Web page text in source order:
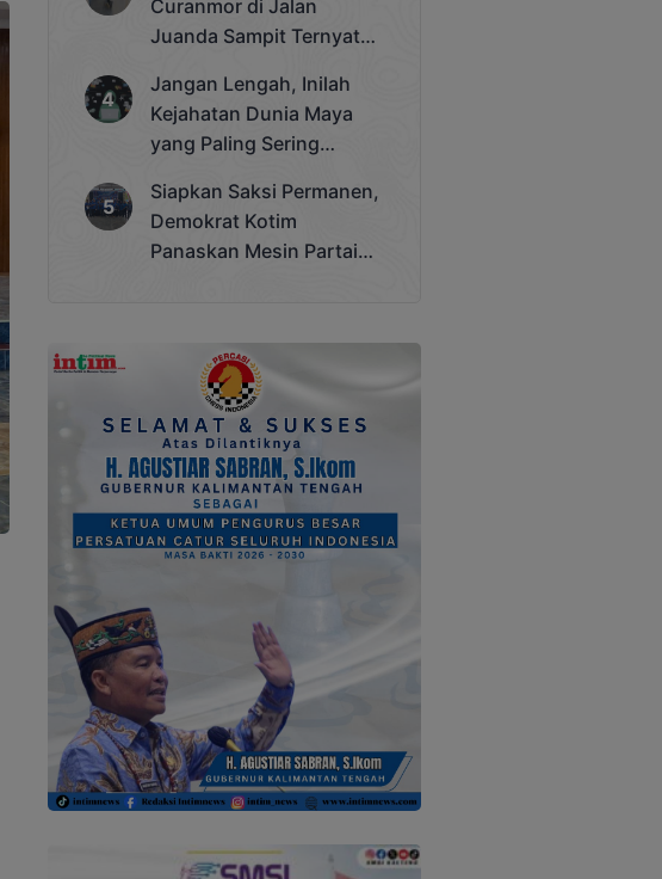
Curanmor di Jalan
Juanda Sampit Ternyata
Jangan Lengah, Inilah
Kejahatan Dunia Maya
yang Paling Sering
Siapkan Saksi Permanen,
Demokrat Kotim
Panaskan Mesin Partai